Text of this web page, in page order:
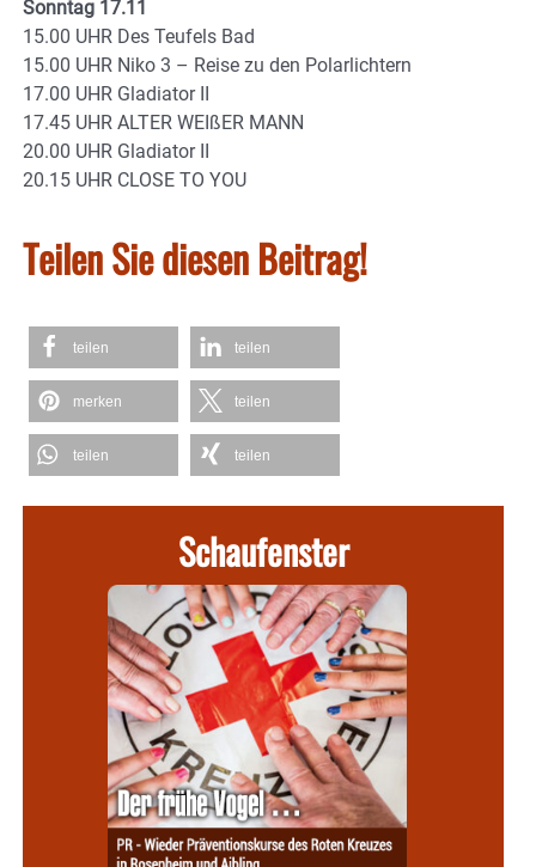
Sonntag 17.11
15.00 UHR Des Teufels Bad
15.00 UHR Niko 3 – Reise zu den Polarlichtern
17.00 UHR Gladiator II
17.45 UHR ALTER WEIßER MANN
20.00 UHR Gladiator II
20.15 UHR CLOSE TO YOU
Teilen Sie diesen Beitrag!
teilen teilen
merken teilen
teilen teilen
Schaufenster